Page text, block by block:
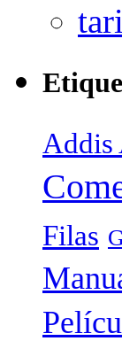
Addis
Filas